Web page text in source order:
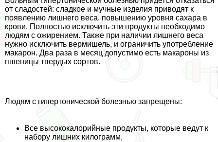
от сладостей: сладкое и мучные изделия приводят к
появлению лишнего веса, повышению уровня сахара в
крови. Полностью исключить эти продукты необходимо
людям с ожирением. Также при наличии лишнего веса
нужно исключить вермишель, и ограничить употрeбление
макарон. Два раза в месяц допустимо есть макароны из
пшеницы твердых сортов.
Людям с гипертонической болезнью запрещены:
Все высококалорийные продукты, которые ведут к
набору лишних килограмм,